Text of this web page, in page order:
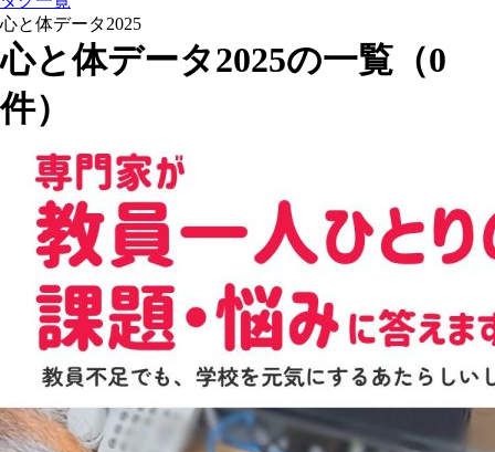
心と体データ2025
心と体データ2025の一覧（0
件）